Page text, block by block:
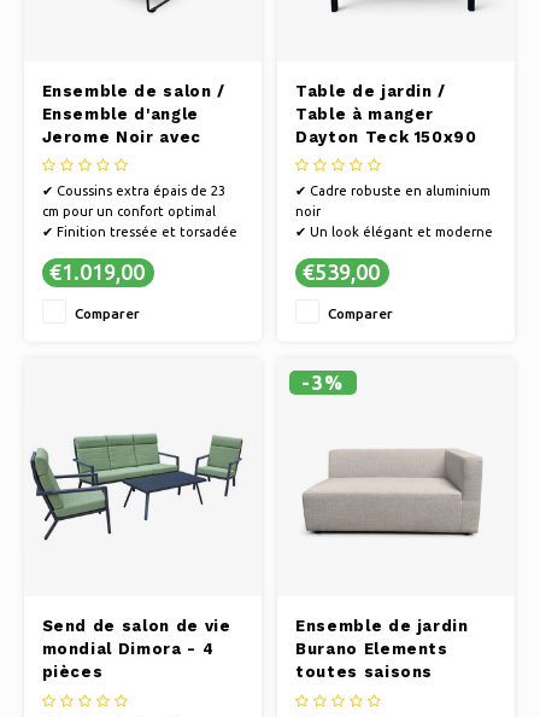
Ensemble de salon /
Ensemble d'angle
Jerome Noir avec
coussins gris
✔ Coussins extra épais de 23
cm pour un confort optimal
✔ Finition tressée et torsadée
contemporaine
matériaux de haute qualité,
€1.019,00
Comparer
Table de jardin /
Table à manger
Dayton Teck 150x90
cm - Piètement noir
✔ Cadre robuste en aluminium
noir
✔ Un look élégant et moderne
rectangulaire en teck
€539,00
Comparer
Send de salon de vie
mondial Dimora - 4
pièces
-3%
Ensemble de jardin
Burano Elements
toutes saisons
gris/beige - Banc LA